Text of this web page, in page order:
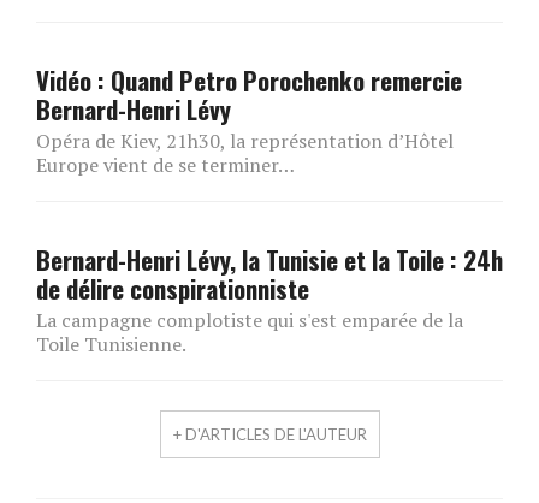
Vidéo : Quand Petro Porochenko remercie
Bernard-Henri Lévy
Opéra de Kiev, 21h30, la représentation d’Hôtel
Europe vient de se terminer…
Bernard-Henri Lévy, la Tunisie et la Toile : 24h
de délire conspirationniste
La campagne complotiste qui s'est emparée de la
Toile Tunisienne.
+ D'ARTICLES DE L'AUTEUR